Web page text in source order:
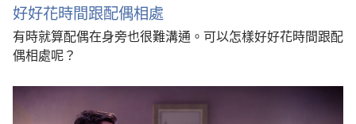
好好花時間跟配偶相處
有時就算配偶在身旁也很難溝通。可以怎樣好好花時間跟配
偶相處呢？